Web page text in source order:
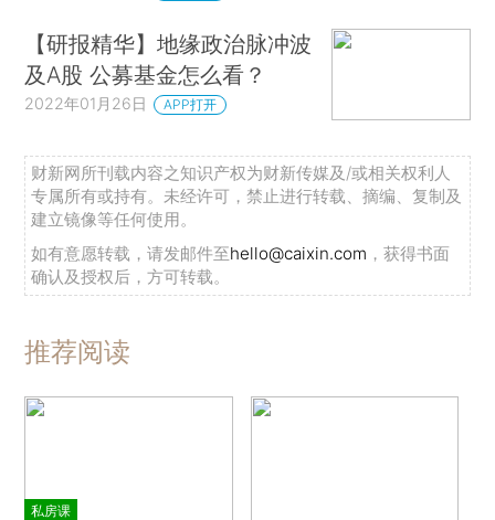
【研报精华】地缘政治脉冲波
及A股 公募基金怎么看？
2022年01月26日 APP打开
财新网所刊载内容之知识产权为财新传媒及/或相关权利人
专属所有或持有。未经许可，禁止进行转载、摘编、复制及
建立镜像等任何使用。
如有意愿转载，请发邮件至hello@caixin.com ，获得书面
确认及授权后，方可转载。
推荐阅读
私房课